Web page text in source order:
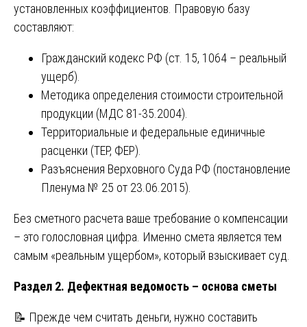
установленных коэффициентов. Правовую базу
составляют:
Гражданский кодекс РФ (ст. 15, 1064 – реальный
ущерб).
Методика определения стоимости строительной
продукции (МДС 81-35.2004).
Территориальные и федеральные единичные
расценки (ТЕР, ФЕР).
Разъяснения Верховного Суда РФ (постановление
Пленума № 25 от 23.06.2015).
Без сметного расчета ваше требование о компенсации
– это голословная цифра. Именно смета является тем
самым «реальным ущербом», который взыскивает суд.
Раздел 2. Дефектная ведомость – основа сметы
📝 Прежде чем считать деньги, нужно составить